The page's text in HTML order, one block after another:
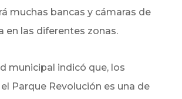
muchas bancas y cámaras de
en las diferentes zonas.
municipal indicó que, los
Parque Revolución es una de